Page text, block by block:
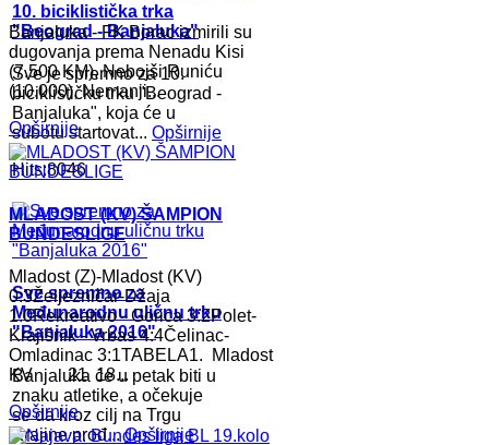
10. biciklistička trka
"Beograd - Banjaluka"
Sve je spremno za 10.
biciklističku trku "Beograd -
Banjaluka", koja će u
subotu startovat... Opširnije
Hits:8046
Sve spremno za
Međunarodnu uličnu trku
"Banjaluka 2016"
Banjaluka će u petak biti u
znaku atletike, a očekuje
se da kroz cilj na Trgu
Krajine prođ...Opširnije
Banjaluka - FK Borac izmirili su
dugovanja prema Nenadu Kisi
(7.500 KM), Nebojši Runiću
(10.000), Nemanji...
Opširnije
MLADOST (KV) ŠAMPION
BUNDESLIGE
Mladost (Z)-Mladost (KV)
0:3Željezničar-Džaja
1:0Rekreativo - Gorica 3:2Polet-
Krajišnik - Vrbas 4:4Čelinac-
Omladinac 3:1TABELA1. Mladost
KV 21 18...
Opširnije